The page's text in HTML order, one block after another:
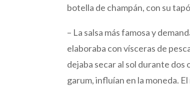
botella de champán, con su
– La salsa más famosa y
elaboraba con vísceras de
dejaba secar al sol durante dos
garum, influían en la moneda.